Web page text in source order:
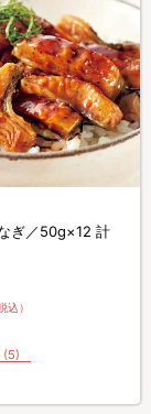
ぎ／50g×12 計
込）
(5)